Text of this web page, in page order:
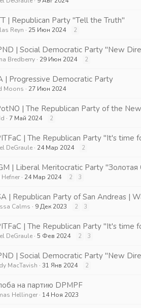
| Republican Party "Tell the Truth"
Reyn 25 Июн 2024 2
| Social Democratic Party "New
Bredberry 29 Июн 2024 2
| Progressive Democratic Party
Moons 27 Июн 2024
| The Republican Party of the
7 Май 2024 2
| The Republican Party "It's time
DeGraule 24 Мар 2024 2
| Liberal Meritocratic Party
Hefner 24 Мар 2024 2 3
| Republican Party of San Andreas |
Calms 9 Дек 2023 2 3
| The Republican Party "It's time
DeGraule 5 Фев 2024 2 3
| Social Democratic Party "New
MacTavish 31 Янв 2024 2
на партию DPMPF
Hellinger 14 Ноя 2023